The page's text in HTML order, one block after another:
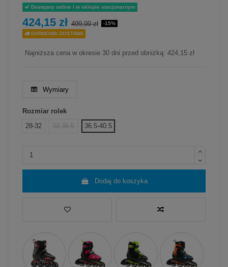
Dostępny online i w sklepie stacjonarnym
424,15 zł 499,00 zł
-15%
DARMOWA DOSTAWA
Najniższa cena w okresie 30 dni przed obniżką: 424,15 zł
Wymiary
Rozmiar rolek
28-32
33-36.5 36.5-40.5
Dodaj do koszyka